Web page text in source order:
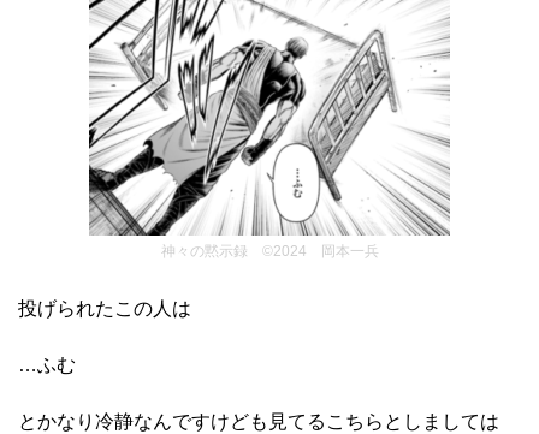
神々の黙示録 ©2024 岡本一兵
投げられたこの人は
…ふむ
とかなり冷静なんですけども見てるこちらとしましては